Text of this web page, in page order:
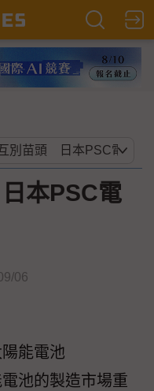
本PSC電
06
能電池
池的製造市場重